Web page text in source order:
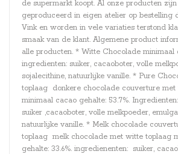
de supermarkt koopt. Al onze producten
geproduceerd in eigen atelier op bestelling
Vink en worden in vele variaties terstond
smaak van de klant. Algemene product
alle producten. * Witte Chocolade minimaal
ingredienten: suiker, cacaoboter, volle
sojalecithine, natuurlijke vanille. * Pure
toplaag donkere chocolade couverture
minimaal cacao gehalte: 53.7%.
suiker ,cacaoboter, volle melkpoeder,
natuurlijke vanille. * Melk chocolade
toplaag melk chocolade met witte toplaag
gehalte: 33.6%. ingredienenten: suiker,